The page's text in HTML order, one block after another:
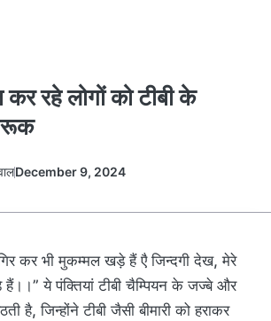
कर रहे लोगों को टीबी के
December 9, 2024
कर भी मुकम्मल खड़े हैं एै जिन्दगी देख, मेरे
ये पंक्तियां टीबी चैम्पियन के जज्बे और
है, जिन्होंने टीबी जैसी बीमारी को हराकर